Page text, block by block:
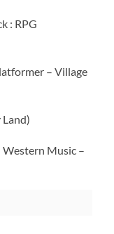
: RPG
– Village
Land)
Western Music –